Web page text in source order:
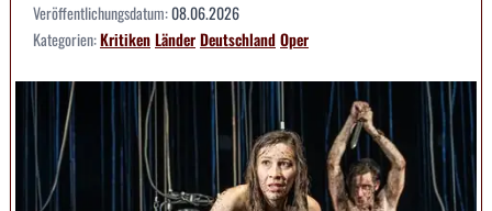
Veröffentlichungsdatum:08.06.2026
Kategorien:KritikenLänderDeutschlandOper